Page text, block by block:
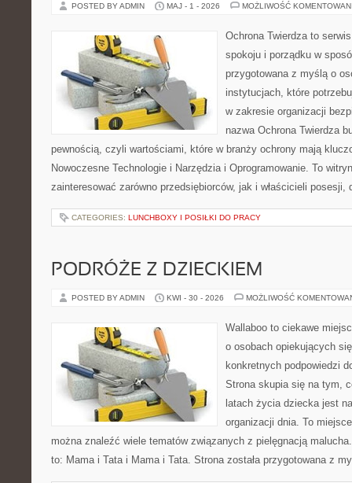
POSTED BY ADMIN MAJ - 1 - 2026 MOŻLIWOŚĆ
Ochrona Twierdza to
spokoju i porządku w
przygotowana z myślą o
instytucjach, które
w zakresie organizacji
nazwa Ochrona Twierdza
pewnością, czyli wartościami, które w branży ochrony mają
Nowoczesne Technologie i Narzędzia i Oprogramowanie. To
zainteresować zarówno przedsiębiorców, jak i właścicieli
CATEGORIES: LUNCHBOXY I POSIŁKI DO PRACY
PODRÓŻE Z DZIECKIEM
POSTED BY ADMIN KWI - 30 - 2026 MOŻLIWOŚĆ
Wallaboo to ciekawe
o osobach opiekujących
konkretnych podpowiedzi
Strona skupia się na tym,
latach życia dziecka jest
organizacji dnia. To
można znaleźć wiele tematów związanych z pielęgnacją
to: Mama i Tata i Mama i Tata. Strona została przygotowana z